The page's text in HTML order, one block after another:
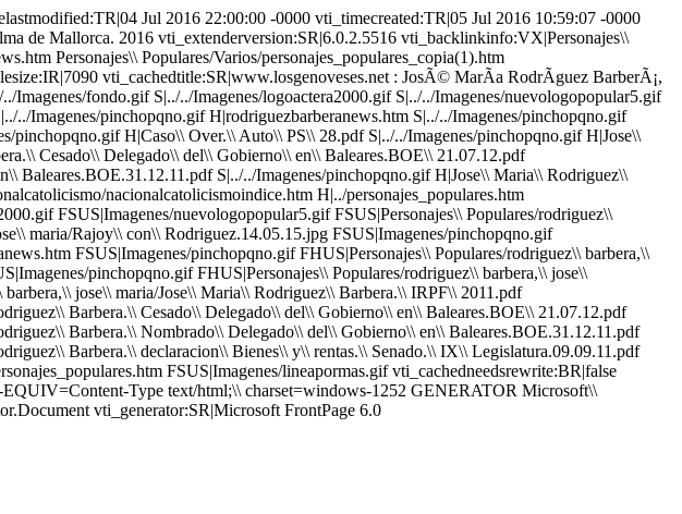
Jul 2016 22:00:00 -0000 vti_timecreated:TR|05 Jul 2016 10:59:07 -0000
de Mallorca. 2016 vti_extenderversion:SR|6.0.2.5516 vti_backlinkinfo:VX|Personajes\\
Personajes\\ Populares/Varios/personajes_populares_copia(1).htm
vti_cachedtitle:SR|www.losgenoveses.net : JosÃ© MarÃ­a RodrÃ­guez BarberÃ¡,
fondo.gif S|../../Imagenes/logoactera2000.gif S|../../Imagenes/nuevologopopular5.gif
Imagenes/pinchopqno.gif H|rodriguezbarberanews.htm S|../../Imagenes/pinchopqno.gif
pinchopqno.gif H|Caso\\ Over.\\ Auto\\ PS\\ 28.pdf S|../../Imagenes/pinchopqno.gif H|Jose\\
Cesado\\ Delegado\\ del\\ Gobierno\\ en\\ Baleares.BOE\\ 21.07.12.pdf
Baleares.BOE.31.12.11.pdf S|../../Imagenes/pinchopqno.gif H|Jose\\ Maria\\ Rodriguez\\
nacionalcatolicismoindice.htm H|../personajes_populares.htm
FSUS|Imagenes/nuevologopopular5.gif FSUS|Personajes\\ Populares/rodriguez\\
maria/Rajoy\\ con\\ Rodriguez.14.05.15.jpg FSUS|Imagenes/pinchopqno.gif
FSUS|Imagenes/pinchopqno.gif FHUS|Personajes\\ Populares/rodriguez\\ barbera,\\
pinchopqno.gif FHUS|Personajes\\ Populares/rodriguez\\ barbera,\\ jose\\
jose\\ maria/Jose\\ Maria\\ Rodriguez\\ Barbera.\\ IRPF\\ 2011.pdf
Barbera.\\ Cesado\\ Delegado\\ del\\ Gobierno\\ en\\ Baleares.BOE\\ 21.07.12.pdf
Barbera.\\ Nombrado\\ Delegado\\ del\\ Gobierno\\ en\\ Baleares.BOE.31.12.11.pdf
Barbera.\\ declaracion\\ Bienes\\ y\\ rentas.\\ Senado.\\ IX\\ Legislatura.09.09.11.pdf
FSUS|Imagenes/lineapormas.gif vti_cachedneedsrewrite:BR|false
EQUIV=Content-Type text/html;\\ charset=windows-1252 GENERATOR Microsoft\\
vti_generator:SR|Microsoft FrontPage 6.0